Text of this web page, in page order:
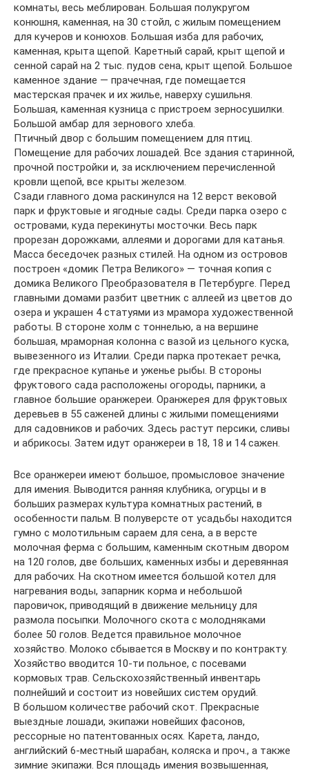
комнаты, весь меблирован. Большая полукругом
конюшня, каменная, на 30 стойл, с жилым помещением
для кучеров и конюхов. Большая изба для рабочих,
каменная, крыта щепой. Каретный сарай, крыт щепой и
сенной сарай на 2 тыс. пудов сена, крыт щепой. Большое
каменное здание — прачечная, где помещается
мастерская прачек и их жилье, наверху сушильня.
Большая, каменная кузница с пристроем зерносушилки.
Большой амбар для зернового хлеба.
Птичный двор с большим помещением для птиц.
Помещение для рабочих лошадей. Все здания старинной,
прочной постройки и, за исключением перечисленной
кровли щепой, все крыты железом.
Сзади главного дома раскинулся на 12 верст вековой
парк и фруктовые и ягодные сады. Среди парка озеро с
островами, куда перекинуты мосточки. Весь парк
прорезан дорожками, аллеями и дорогами для катанья.
Масса беседочек разных стилей. На одном из островов
построен «домик Петра Великого» — точная копия с
домика Великого Преобразователя в Петербурге. Перед
главными домами разбит цветник с аллеей из цветов до
озера и украшен 4 статуями из мрамора художественной
работы. В стороне холм с тоннелью, а на вершине
большая, мраморная колонна с вазой из цельного куска,
вывезенного из Италии. Среди парка протекает речка,
где прекрасное купанье и уженье рыбы. В стороны
фруктового сада расположены огороды, парники, а
главное большие оранжереи. Оранжерея для фруктовых
деревьев в 55 саженей длины с жилыми помещениями
для садовников и рабочих. Здесь растут персики, сливы
и абрикосы. Затем идут оранжереи в 18, 18 и 14 сажен.
Все оранжереи имеют большое, промысловое значение
для имения. Выводится ранняя клубника, огурцы и в
больших размерах культура комнатных растений, в
особенности пальм. В полуверсте от усадьбы находится
гумно с молотильным сараем для сена, а в версте
молочная ферма с большим, каменным скотным двором
на 120 голов, две больших, каменных избы и деревянная
для рабочих. На скотном имеется большой котел для
нагревания воды, запарник корма и небольшой
паровичок, приводящий в движение мельницу для
размола посыпки. Молочного скота с молодняками
более 50 голов. Ведется правильное молочное
хозяйство. Молоко сбывается в Москву и по контракту.
Хозяйство вводится 10-ти польное, с посевами
кормовых трав. Сельскохозяйственный инвентарь
полнейший и состоит из новейших систем орудий.
В большом количестве рабочий скот. Прекрасные
выездные лошади, экипажи новейших фасонов,
рессорные но патентованных осях. Карета, ландо,
английский 6-местный шарабан, коляска и проч., а также
зимние экипажи. Вся площадь имения возвышенная,